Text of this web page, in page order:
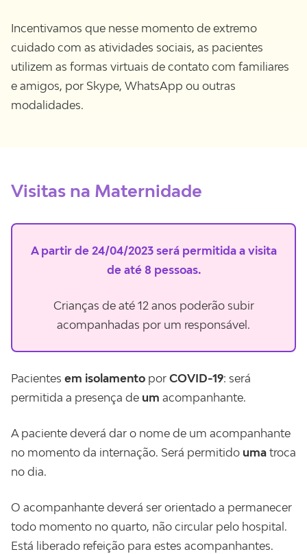
Incentivamos que nesse momento de extremo
cuidado com as atividades sociais, as pacientes
utilizem as formas virtuais de contato com familiares
e amigos, por Skype, WhatsApp ou outras
modalidades.
Visitas na Maternidade
A partir de 24/04/2023 será permitida a visita
de até 8 pessoas.
Crianças de até 12 anos poderão subir
acompanhadas por um responsável.
Pacientes em isolamento por COVID-19: será
permitida a presença de um acompanhante.
A paciente deverá dar o nome de um acompanhante
no momento da internação. Será permitido uma troca
no dia.
O acompanhante deverá ser orientado a permanecer
todo momento no quarto, não circular pelo hospital.
Está liberado refeição para estes acompanhantes.